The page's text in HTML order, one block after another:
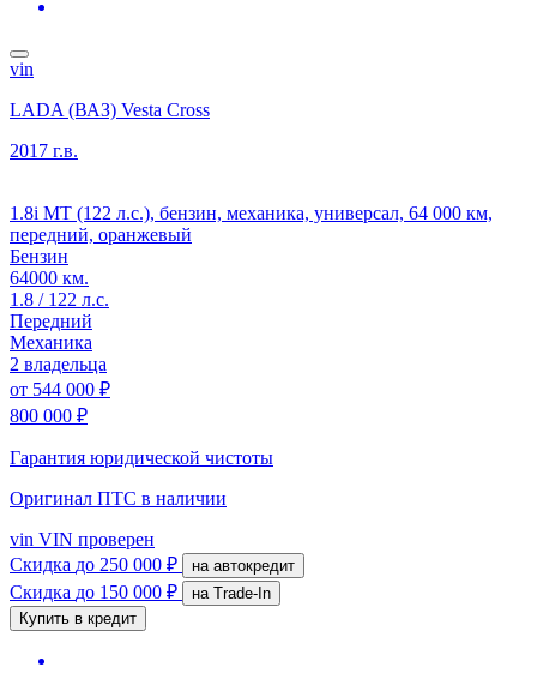
vin
LADA (ВАЗ) Vesta Cross
2017 г.в.
1.8i MT (122 л.с.), бензин, механика, универсал, 64 000 км,
передний, оранжевый
Бензин
64000 км.
1.8 / 122 л.с.
Передний
Механика
2 владельца
от 544 000 ₽
800 000 ₽
Гарантия юридической чистоты
Оригинал ПТС в наличии
vin VIN проверен
Скидка до 250 000 ₽ на автокредит
Скидка до 150 000 ₽
на Trade-In
Купить в кредит